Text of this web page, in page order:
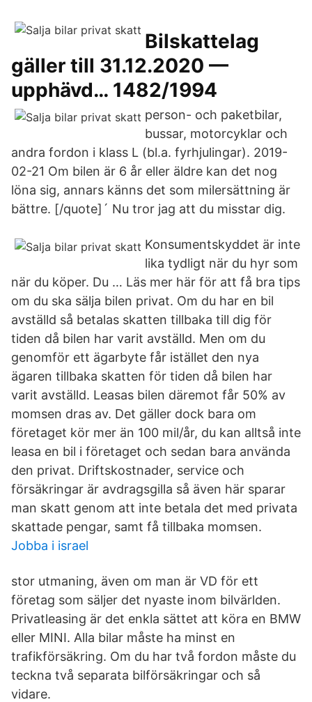
Bilskattelag
gäller till 31.12.2020 —
upphävd… 1482/1994
person- och paketbilar,
bussar, motorcyklar och
andra fordon i klass L (bl.a. fyrhjulingar). 2019-
02-21 Om bilen är 6 år eller äldre kan det nog
löna sig, annars känns det som milersättning är
bättre. [/quote]´ Nu tror jag att du misstar dig.
Konsumentskyddet är inte
lika tydligt när du hyr som
när du köper. Du … Läs mer här för att få bra tips
om du ska sälja bilen privat. Om du har en bil
avställd så betalas skatten tillbaka till dig för
tiden då bilen har varit avställd. Men om du
genomför ett ägarbyte får istället den nya
ägaren tillbaka skatten för tiden då bilen har
varit avställd. Leasas bilen däremot får 50% av
momsen dras av. Det gäller dock bara om
företaget kör mer än 100 mil/år, du kan alltså inte
leasa en bil i företaget och sedan bara använda
den privat. Driftskostnader, service och
försäkringar är avdragsgilla så även här sparar
man skatt genom att inte betala det med privata
skattade pengar, samt få tillbaka momsen.
Jobba i israel
stor utmaning, även om man är VD för ett
företag som säljer det nyaste inom bilvärlden.
Privatleasing är det enkla sättet att köra en BMW
eller MINI. Alla bilar måste ha minst en
trafikförsäkring. Om du har två fordon måste du
teckna två separata bilförsäkringar och så
vidare.